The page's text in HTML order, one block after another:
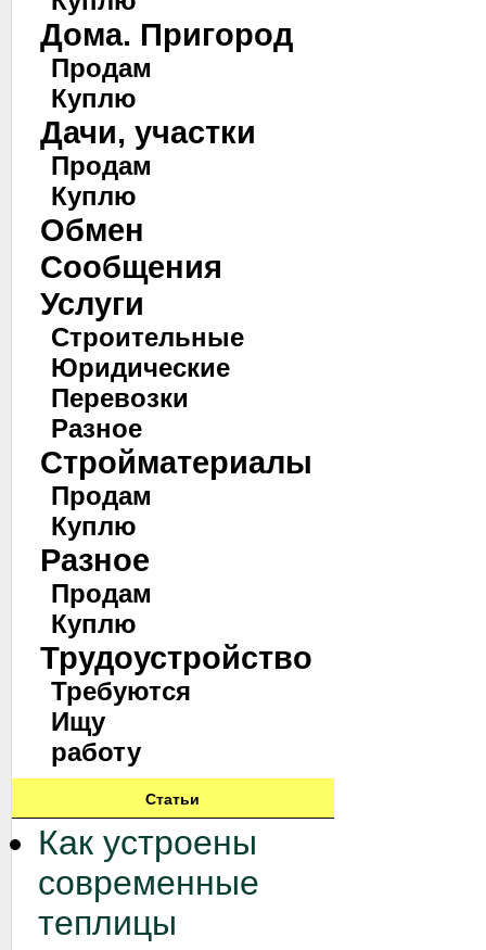
Дома. Пригород
Продам
Куплю
Дачи, участки
Продам
Куплю
Обмен
Сообщения
Услуги
Строительные
Юридические
Перевозки
Разное
Стройматериалы
Продам
Куплю
Разное
Продам
Куплю
Трудоустройство
Требуются
Ищу
работу
Статьи
Как устроены
современные
теплицы